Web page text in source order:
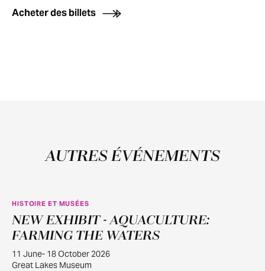
Acheter des billets
AUTRES ÉVÉNEMENTS
JUIN
11
HISTOIRE ET MUSÉES
NEW EXHIBIT - AQUACULTURE:
FARMING THE WATERS
11 June- 18 October 2026
Great Lakes Museum